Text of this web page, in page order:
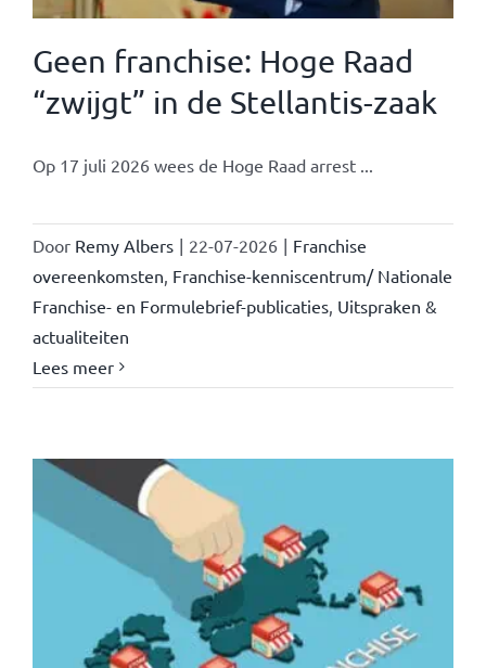
Geen franchise: Hoge Raad
“zwijgt” in de Stellantis-zaak
Op 17 juli 2026 wees de Hoge Raad arrest ...
Door Remy Albers | 22-07-2026 | Franchise
overeenkomsten Franchise-kenniscentrum/ Nationale
Franchise- en Formulebrief-publicaties Uitspraken &
actualiteiten
Lees meer